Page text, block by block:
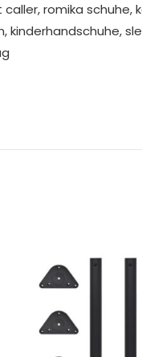
romika
kinderhandschuhe,